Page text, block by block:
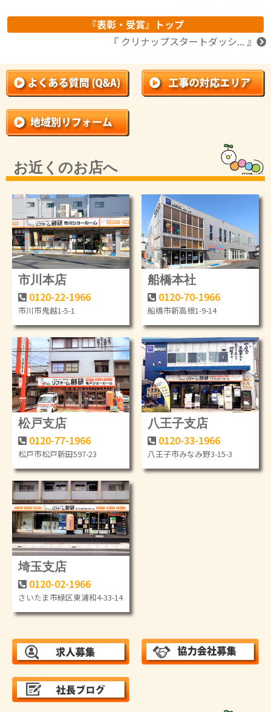
『表彰・受賞』トップ
『 クリナップスタートダッシ... 』
お近くのお店へ
市川本店
0120-22-1966
市川市鬼越1-5-1
船橋本社
0120-70-1966
船橋市新高根1-9-14
松戸支店
0120-77-1966
松戸市松戸新田597-23
八王子支店
0120-33-1966
八王子市みなみ野3-15-3
埼玉支店
0120-02-1966
さいたま市緑区東浦和4-33-14